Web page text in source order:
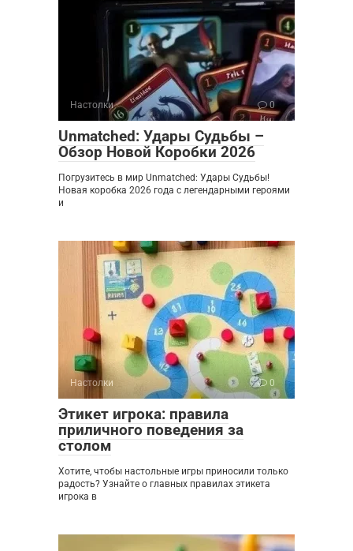
Настолки 0
Unmatched: Удары Судьбы –
Обзор Новой Коробки 2026
Погрузитесь в мир Unmatched: Удары Судьбы!
Новая коробка 2026 года с легендарными героями
и
Настолки 0
Этикет игрока: правила
приличного поведения за
столом
Хотите, чтобы настольные игры приносили только
радость? Узнайте о главных правилах этикета
игрока в